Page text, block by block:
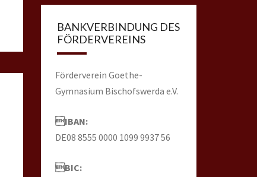
BANKVERBINDUNG DES
FÖRDERVEREINS
Förderverein Goethe-
Gymnasium Bischofswerda e.V.
IBAN:
DE08 8555 0000 1099 9937 56
BIC: